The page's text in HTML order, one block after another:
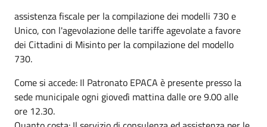
assistenza fiscale per la compilazione dei modelli 730 e
Unico, con l'agevolazione delle tariffe agevolate a favore
dei Cittadini di Misinto per la compilazione del modello
730.
Come si accede: Il Patronato EPACA è presente presso la
sede municipale ogni giovedì mattina dalle ore 9.00 alle
ore 12.30.